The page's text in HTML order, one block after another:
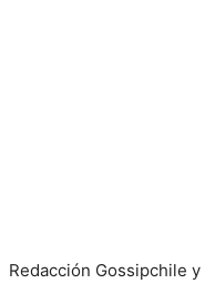
Redacción Gossipchile y